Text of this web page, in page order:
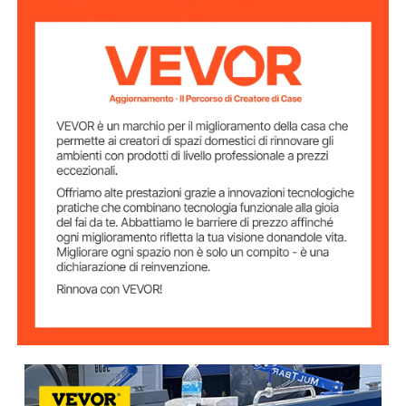
Dimensioni del
17,7" x 18,9" x 1,5"
Lunghezza della
Tavola
47" / 1190 mm
Peso 48,5 libbre / 22 KG